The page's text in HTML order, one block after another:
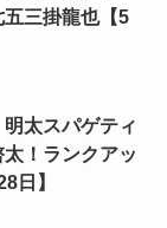
三掛龍也【5
明太スパゲティ
！ランクアッ
日】